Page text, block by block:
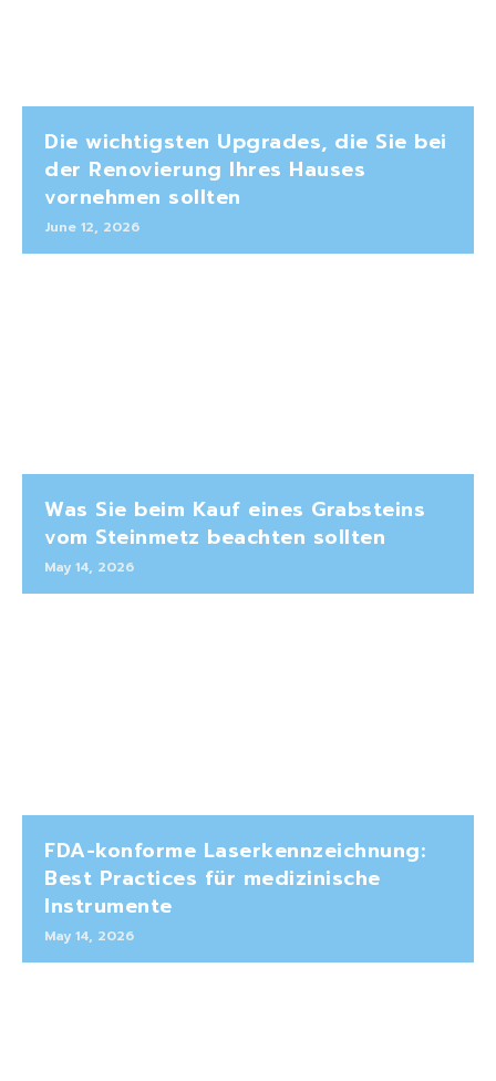
Die wichtigsten Upgrades, die Sie bei
der Renovierung Ihres Hauses
vornehmen sollten
June 12, 2026
Was Sie beim Kauf eines Grabsteins
vom Steinmetz beachten sollten
May 14, 2026
FDA-konforme Laserkennzeichnung:
Best Practices für medizinische
Instrumente
May 14, 2026